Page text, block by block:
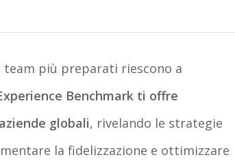
team più preparati riescono a
Benchmarkti offre
globali, rivelando le strategie
la fidelizzazione e ottimizzare